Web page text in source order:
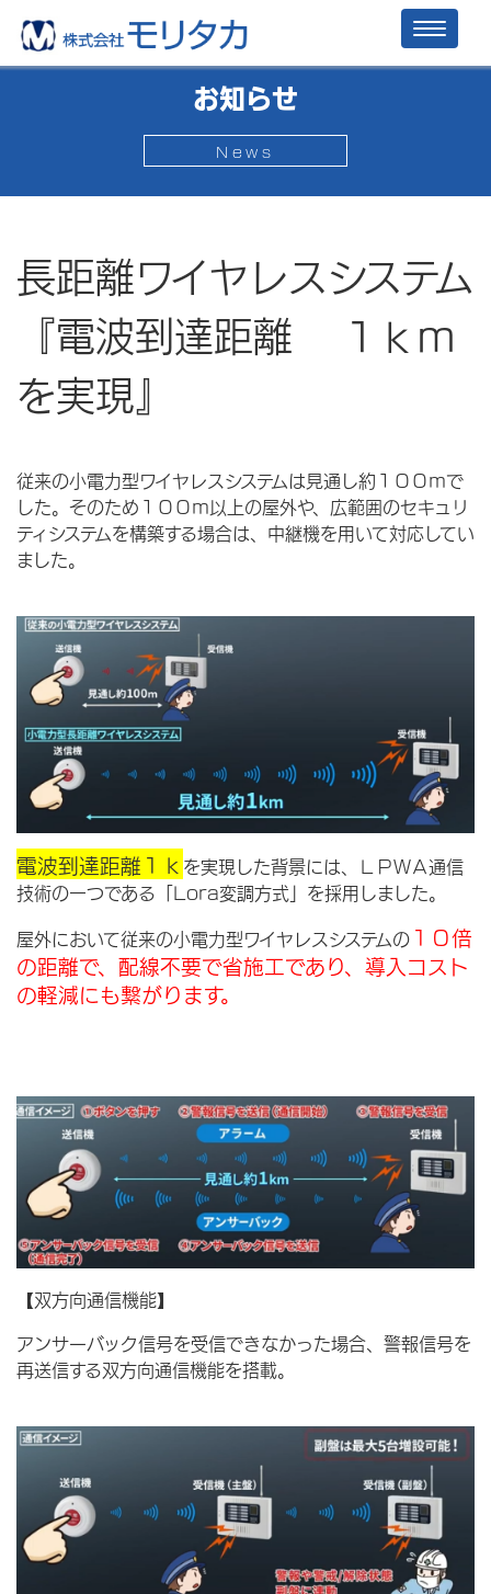
お知らせ
News
長距離ワイヤレスシステム
『電波到達距離 1ｋｍ
を実現』
従来の小電力型ワイヤレスシステムは見通し約１００ｍで
した。そのため１００ｍ以上の屋外や、広範囲のセキュリ
ティシステムを構築する場合は、中継機を用いて対応してい
ました。
電波到達距離１ｋ を実現した背景には、ＬＰＷＡ通信
技術の一つである「Lora変調方式」を採用しました。
屋外において従来の小電力型ワイヤレスシステムの １０倍
の距離で、配線不要で省施工であり、導入コスト
の軽減にも繋がります。
【双方向通信機能】
アンサーバック信号を受信できなかった場合、警報信号を
再送信する双方向通信機能を搭載。